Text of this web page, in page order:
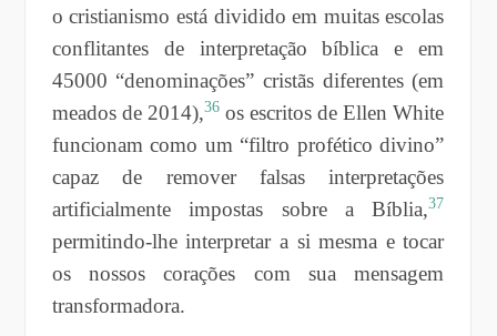
o cristianismo está dividido em muitas escolas
conflitantes de interpretação bíblica e em
45000 “denominações” cristãs diferentes (em
meados de 2014),36os escritos de Ellen White
funcionam como um “filtro profético divino”
capaz de remover falsas interpretações
artificialmente impostas sobre a Bíblia,37
permitindo-lhe interpretar a si mesma e tocar
os nossos corações com sua mensagem
transformadora.